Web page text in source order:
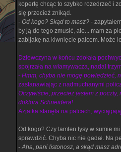
kopertę chcąc to szybko rozedrzeć i
się przecież znikąd.
- Od kogo? Skąd to masz? -
by ją do tego zmusić, ale... mam za
zabijakę na kiwnięcie palcem. Może
Dziewczyna w końcu zdołała
spojrzała na włamywacza, nadal
- Hmm, chyba nie mogę powiedzieć,
zastanawiając z nadmuchanymi
Oczywiście, przecież jestem z
doktora Schneidera!
Azjatka stanęła na palcach,
Od kogo? Czy tamten łysy w sumie
sprawdzić. Chyba nic nie gadał. Na
-Aha, pani listonosz, a skąd masz